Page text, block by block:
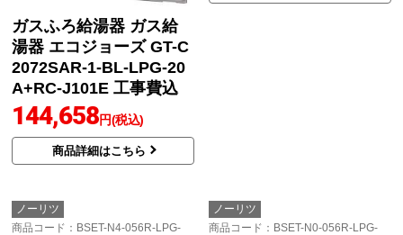
ガスふろ給湯器 ガス給
湯器 エコジョーズ GT-C
2072SAR-1-BL-LPG-20
A+RC-J101E 工事費込
144,658円(税込)
商品詳細はこちら
ノーリツ
商品コード ：BSET-N4-056R-LPG-
ノーリツ
商品コード ：BSET-N0-056R-LPG-